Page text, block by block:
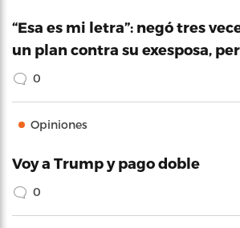
“Esa es mi letra”: negó tres
un plan contra su exesposa,
0
Opiniones
Voy a Trump y pago doble
0